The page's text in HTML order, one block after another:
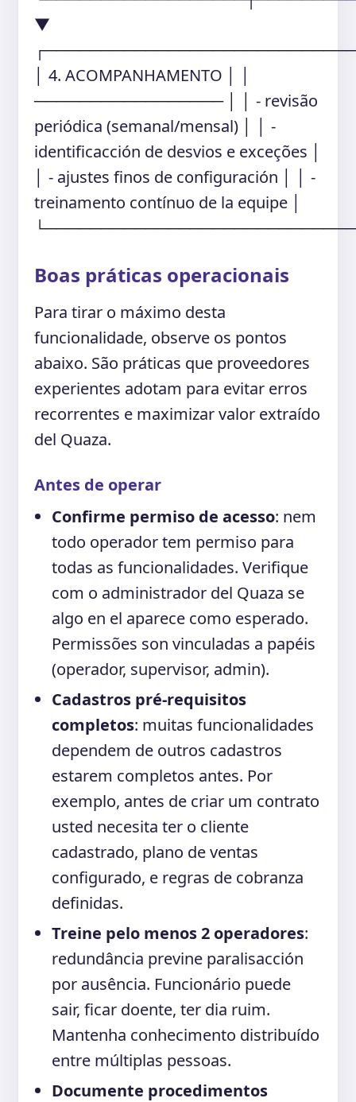
▼
│ 4. ACOMPANHAMENTO │ │
───────────────── │ │ - revisão
periódica (semanal/mensal) │ │ -
identificacción de desvios e exceções │
│ - ajustes finos de configuración │ │ -
treinamento contínuo de la equipe │
Boas práticas operacionais
Para tirar o máximo desta
funcionalidade, observe os pontos
abaixo. São práticas que proveedores
experientes adotam para evitar erros
recorrentes e maximizar valor extraído
del Quaza.
Antes de operar
Confirme permiso de acesso: nem
todo operador tem permiso para
todas as funcionalidades. Verifique
com o administrador del Quaza se
algo en el aparece como esperado.
Permissões son vinculadas a papéis
(operador, supervisor, admin).
Cadastros pré-requisitos
completos: muitas funcionalidades
dependem de outros cadastros
estarem completos antes. Por
exemplo, antes de criar um contrato
usted necesita ter o cliente
cadastrado, plano de ventas
configurado, e regras de cobranza
definidas.
Treine pelo menos 2 operadores:
redundância previne paralisacción
por ausência. Funcionário puede
sair, ficar doente, ter dia ruim.
Mantenha conhecimento distribuído
entre múltiplas pessoas.
Documente procedimentos